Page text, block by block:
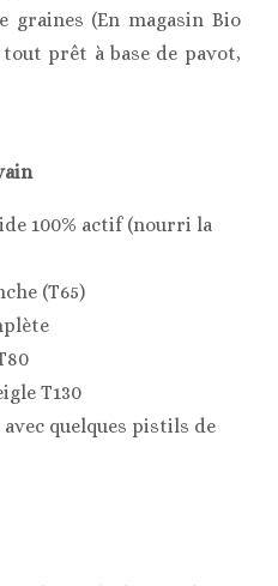
graines (En magasin Bio
prêt à base de pavot,
100% actif (nourri la
(T65)
T130
avec quelques pistils de